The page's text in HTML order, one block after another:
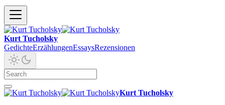
Kurt Tucholsky
GedichteErzählungenEssaysRezensionen
Kurt Tucholsky